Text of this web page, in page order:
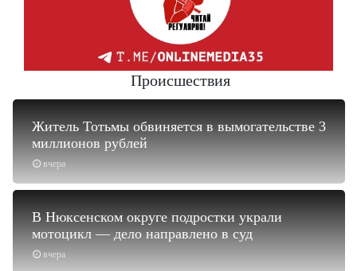
Происшествия
вчера
Житель Тотьмы обвиняется в вымогательстве 3
миллионов рублей
вчера
В Нюксенском округе подростки украли
мотоцикл — дело направлено в суд